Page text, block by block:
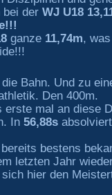
bei der WJ U18
ganze 11,74m,
Bahn. Und zu
Den 400m.
mal an diese
In 56,88s
bestens
letzten Jahr
hier den